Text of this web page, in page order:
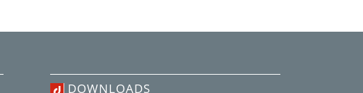
DOWNLOADS